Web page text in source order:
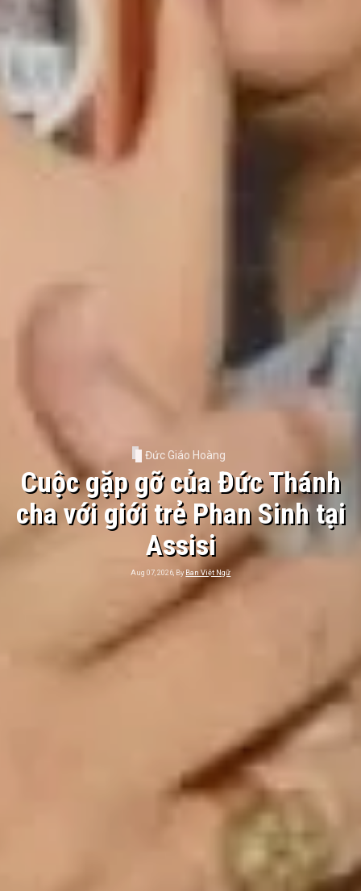
Đức Giáo Hoàng
Cuộc gặp gỡ của Đức Thánh
cha với giới trẻ Phan Sinh tại
Assisi
Aug 07, 2026, By Ban Việt Ngữ